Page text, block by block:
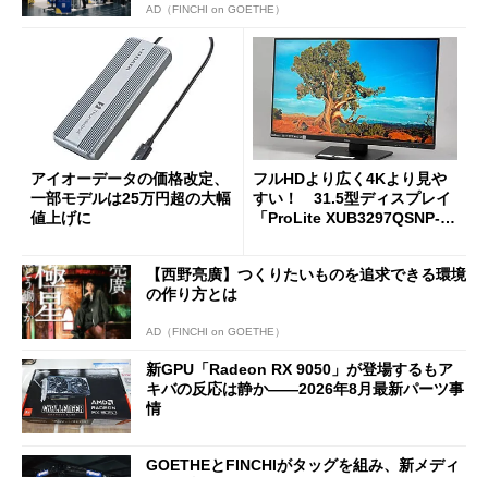
AD（FINCHI on GOETHE）
アイオーデータの価格改定、
一部モデルは25万円超の大幅
値上げに
フルHDより広く4Kより見や
すい！ 31.5型ディスプレイ
「ProLite XUB3297QSNP-B
【西野亮廣】つくりたいものを追求できる環境
の作り方とは
AD（FINCHI on GOETHE）
新GPU「Radeon RX 9050」が登場するもア
キバの反応は静か――2026年8月最新パーツ事
情
GOETHEとFINCHIがタッグを組み、新メディ